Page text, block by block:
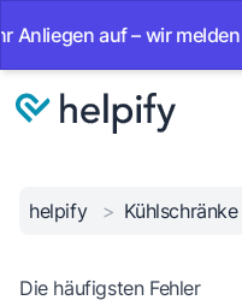
auf – wir melden uns
helpify > Kühlschränke
Die häufigsten Fehler